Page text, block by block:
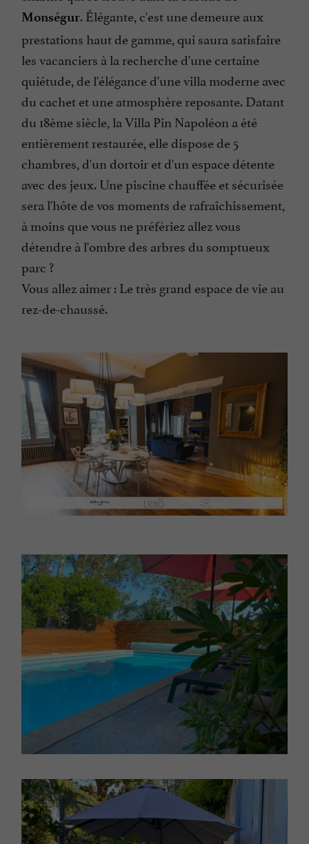
Monségur. Élégante, c'est une demeure aux
prestations haut de gamme, qui saura satisfaire
les vacanciers à la recherche d'une certaine
quiétude, de l'élégance d'une villa moderne avec
du cachet et une atmosphère reposante. Datant
du 18ème siècle, la Villa Pin Napoléon a été
entièrement restaurée, elle dispose de 5
chambres, d'un dortoir et d'un espace détente
avec des jeux. Une piscine chauffée et sécurisée
sera l'hôte de vos moments de rafraîchissement,
à moins que vous ne préfériez allez vous
détendre à l'ombre des arbres du somptueux
parc ?
Vous allez aimer : Le très grand espace de vie au
rez-de-chaussé.